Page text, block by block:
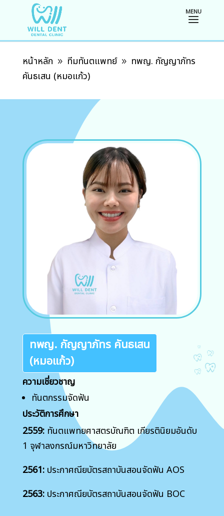
หน้าหลัก 9 ทีมทันตแพทย์ 9
ทพญ. กัญญาภัทร
คันธเสน (หมอแก้ว)
ทพญ. กัญญาภัทร คันธเสน
(หมอแก้ว)
ความเชี่ยวชาญ
ทันตกรรมจัดฟัน
ประวัติการศึกษา
2559:ทันตแพทยศาสตรบัณฑิต เกียรตินิยมอันดับ
1 จุฬาลงกรณ์มหาวิทยาลัย
2561:ประกาศณียบัตรสถาบันสอนจัดฟัน AOS
2563:ประกาศณียบัตรสถาบันสอนจัดฟัน BOC